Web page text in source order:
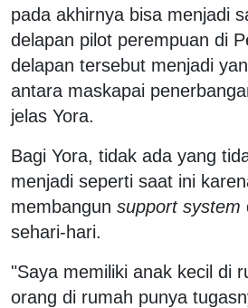
pada akhirnya bisa menjadi
delapan pilot perempuan di
delapan tersebut menjadi
antara maskapai
jelas Yora.
Bagi Yora, tidak ada yang
menjadi seperti saat ini
membangun support system
sehari-hari.
"Saya memiliki anak kecil di
orang di rumah punya